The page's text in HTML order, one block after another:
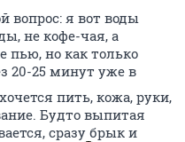
вопрос: я вот воды
не кофе-чая, а
пью, но как только
20-25 минут уже в
пить, кожа, руки,
Будто выпитая
сразу брык и